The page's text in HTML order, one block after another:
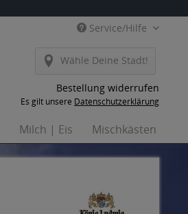
Service/Hilfe
Wähle Deine Stadt!
Bestellung widerrufen
Es gilt unsere Datenschutzerklärung
Milch | Eis Mischkästen